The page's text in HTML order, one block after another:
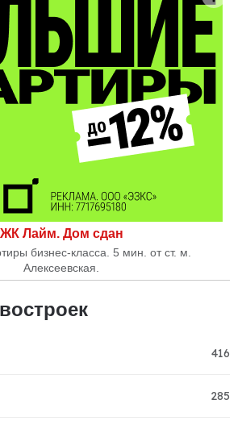
ЖК Лайм. Дом сдан
бизнес-класса. 5 мин. от ст. м.
Алексеевская.
416
285